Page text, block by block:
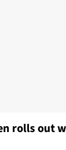
rolls out